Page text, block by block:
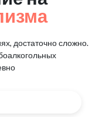
достаточно сложно.